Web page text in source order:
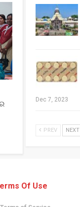
Dec 7, 2023
PREV NEXT
Of Use